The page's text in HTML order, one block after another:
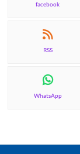
facebook
RSS
WhatsApp